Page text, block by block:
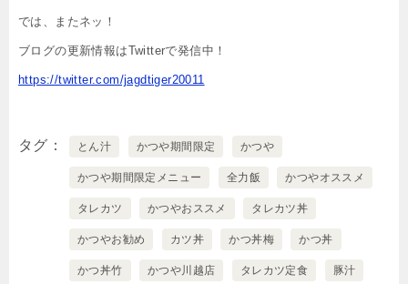
では、またネッ！
ブログの更新情報はTwitterで発信中！
https://twitter.com/jagdtiger20011
タグ とん汁 かつや期間限定 かつや
かつや期間限定メニュー 全力飯 かつやオススメ
タレカツ かつやおススメ タレカツ丼
かつやお勧め カツ丼 かつ丼梅 かつ丼
かつ丼竹 かつや川越店 タレカツ定食 豚汁